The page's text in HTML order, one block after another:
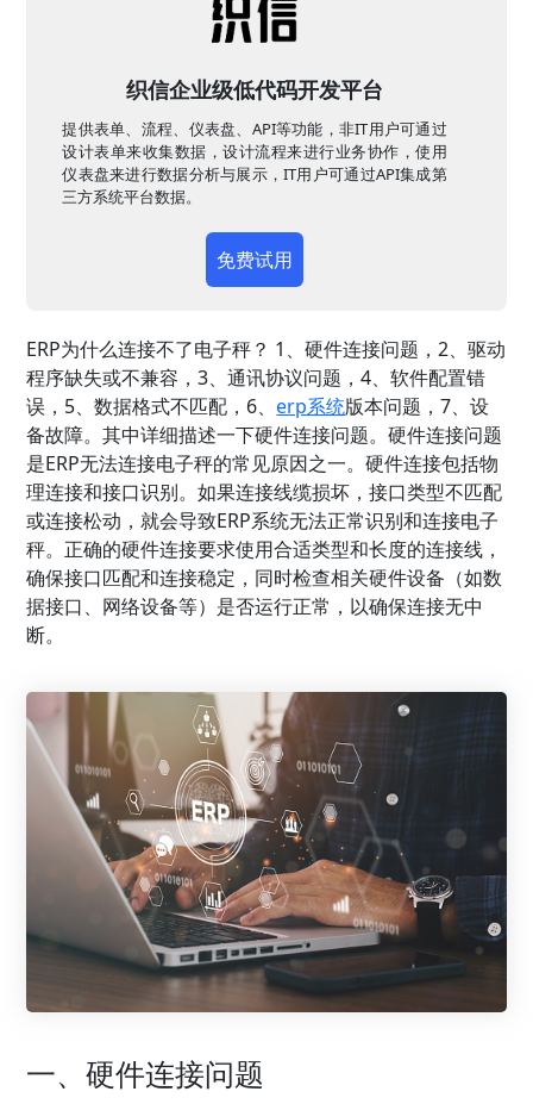
织信企业级低代码开发平台
提供表单、流程、仪表盘、API等功能，非IT用户可通过
设计表单来收集数据，设计流程来进行业务协作，使用
仪表盘来进行数据分析与展示，IT用户可通过API集成第
三方系统平台数据。
免费试用
ERP为什么连接不了电子秤？ 1、硬件连接问题，2、驱动
程序缺失或不兼容，3、通讯协议问题，4、软件配置错
误，5、数据格式不匹配，6、erp系统版本问题，7、设
备故障。其中详细描述一下硬件连接问题。硬件连接问题
是ERP无法连接电子秤的常见原因之一。硬件连接包括物
理连接和接口识别。如果连接线缆损坏，接口类型不匹配
或连接松动，就会导致ERP系统无法正常识别和连接电子
秤。正确的硬件连接要求使用合适类型和长度的连接线，
确保接口匹配和连接稳定，同时检查相关硬件设备（如数
据接口、网络设备等）是否运行正常，以确保连接无中
断。
一、硬件连接问题